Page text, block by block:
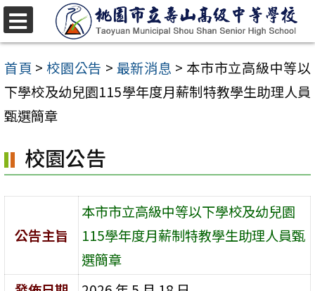
跳
至
主
要
內
區
首頁 > 校園公告 > 最新消息 > 本市市立高級中等以
下學校及幼兒園115學年度月薪制特教學生助理人員
甄選簡章
校園公告
公告主旨
本市市立高級中等以下學校及幼兒園
115學年度月薪制特教學生助理人員甄
選簡章
選
單